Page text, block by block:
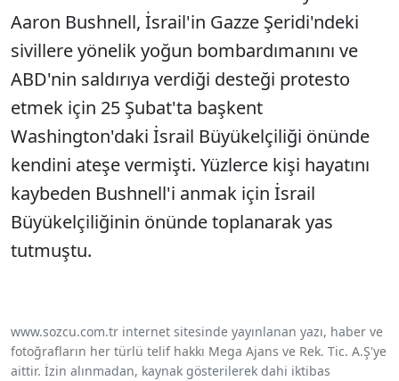
Aaron Bushnell, İsrail'in Gazze Şeridi'ndeki
sivillere yönelik yoğun bombardımanını ve
ABD'nin saldırıya verdiği desteği protesto
etmek için 25 Şubat'ta başkent
Washington'daki İsrail Büyükelçiliği önünde
kendini ateşe vermişti. Yüzlerce kişi hayatını
kaybeden Bushnell'i anmak için İsrail
Büyükelçiliğinin önünde toplanarak yas
tutmuştu.
www.sozcu.com.tr internet sitesinde yayınlanan yazı, haber ve
fotoğrafların her türlü telif hakkı Mega Ajans ve Rek. Tic. A.Ş'ye
aittir. İzin alınmadan, kaynak gösterilerek dahi iktibas